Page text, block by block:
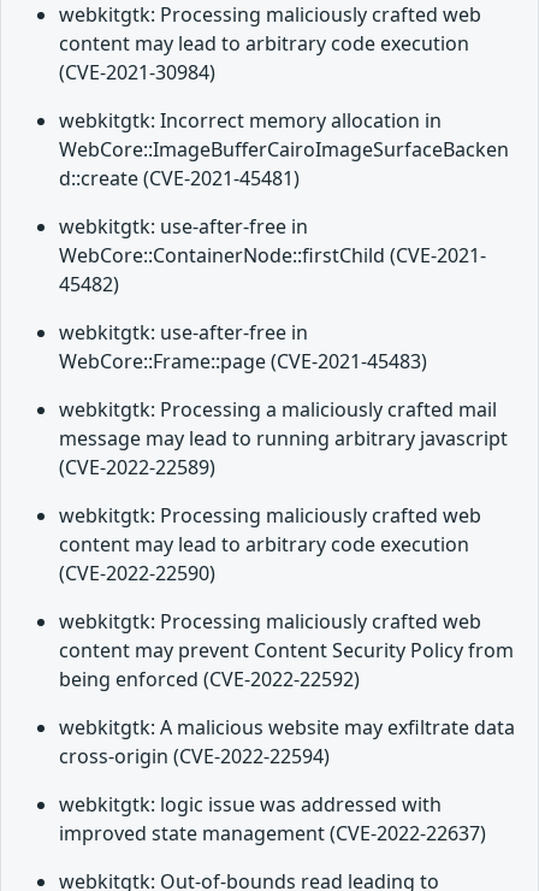
webkitgtk: Processing maliciously crafted web
content may lead to arbitrary code execution
(CVE-2021-30984)
webkitgtk: Incorrect memory allocation in
WebCore::ImageBufferCairoImageSurfaceBacken
d::create (CVE-2021-45481)
webkitgtk: use-after-free in
WebCore::ContainerNode::firstChild (CVE-2021-
45482)
webkitgtk: use-after-free in
WebCore::Frame::page (CVE-2021-45483)
webkitgtk: Processing a maliciously crafted mail
message may lead to running arbitrary javascript
(CVE-2022-22589)
webkitgtk: Processing maliciously crafted web
content may lead to arbitrary code execution
(CVE-2022-22590)
webkitgtk: Processing maliciously crafted web
content may prevent Content Security Policy from
being enforced (CVE-2022-22592)
webkitgtk: A malicious website may exfiltrate data
cross-origin (CVE-2022-22594)
webkitgtk: logic issue was addressed with
improved state management (CVE-2022-22637)
webkitgtk: Out-of-bounds read leading to